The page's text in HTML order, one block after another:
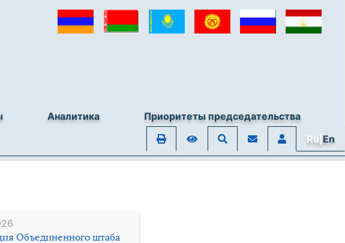
Аналитика
Приоритеты председательства
Ru|En
Объединенного штаба